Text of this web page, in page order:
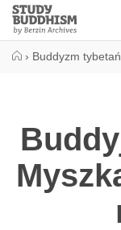
Close
Study
Buddhism
› Buddyzm